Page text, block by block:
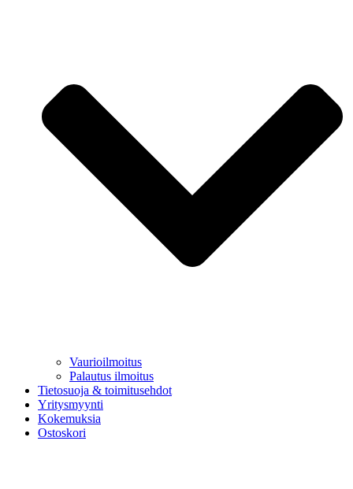
Vaurioilmoitus
Palautus ilmoitus
Tietosuoja & toimitusehdot
Yritysmyynti
Kokemuksia
Ostoskori